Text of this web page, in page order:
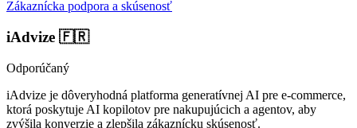
Zákaznícka podpora a skúsenosť
iAdvize 🇫🇷
Odporúčaný
iAdvize je dôveryhodná platforma generatívnej AI pre e-commerce,
ktorá poskytuje AI kopilotov pre nakupujúcich a agentov, aby
zvýšila konverzie a zlepšila zákaznícku skúsenosť.